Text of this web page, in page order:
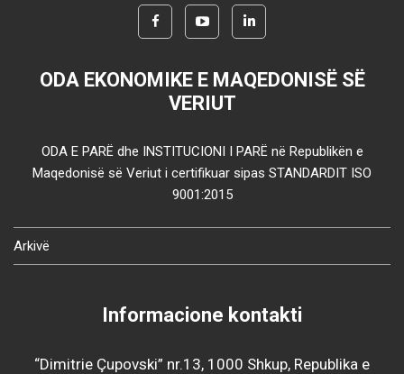
ODA EKONOMIKE E MAQEDONISË SË
VERIUT
ODA E PARË dhe INSTITUCIONI I PARË në Republikën e
Maqedonisë së Veriut i certifikuar sipas STANDARDIT ISO
9001:2015
Arkivë
Informacione kontakti
“Dimitrie Çupovski” nr.13, 1000 Shkup, Republika e